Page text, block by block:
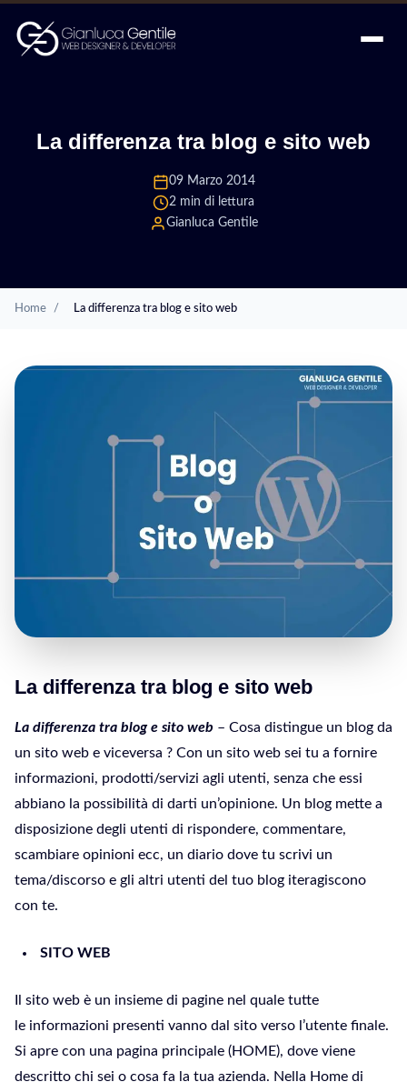
La differenza tra blog e sito web
09 Marzo 2014
2 min di lettura
Gianluca Gentile
Home / La differenza tra blog e sito web
La differenza tra blog e sito web
La differenza tra blog e sito web – Cosa distingue un blog da
un sito web e viceversa ? Con un sito web sei tu a fornire
informazioni, prodotti/servizi agli utenti, senza che essi
abbiano la possibilità di darti un’opinione. Un blog mette a
disposizione degli utenti di rispondere, commentare,
scambiare opinioni ecc, un diario dove tu scrivi un
tema/discorso e gli altri utenti del tuo blog iteragiscono
con te.
SITO WEB
Il sito web è un insieme di pagine nel quale tutte
le informazioni presenti vanno dal sito verso l’utente finale.
Si apre con una pagina principale (HOME), dove viene
descritto chi sei o cosa fa la tua azienda. Nella Home di